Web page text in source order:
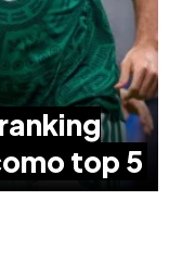
top 5